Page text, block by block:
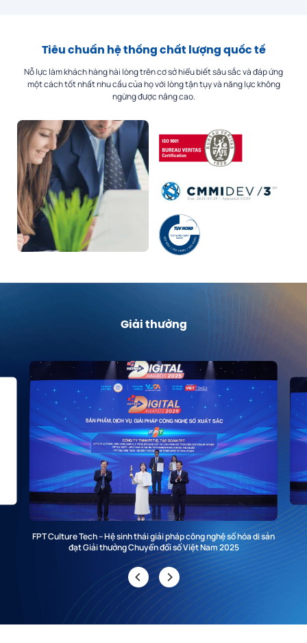
Tiêu chuẩn hệ thống chất lượng quốc tế
Nỗ lực làm khách hàng hài lòng trên cơ sở hiểu biết sâu sắc và đáp ứng
một cách tốt nhất nhu cầu của họ với lòng tận tụy và năng lực không
ngừng được nâng cao.
Giải thưởng
FPT Culture Tech – Hệ sinh thái giải pháp công nghệ số hóa di sản
đạt Giải thưởng Chuyển đổi số Việt Nam 2025